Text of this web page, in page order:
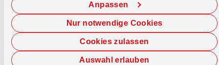
Cookies zulassen
Anpassen
Auswahl erlauben
Nur notwendige Cookies
Jetzt chatten